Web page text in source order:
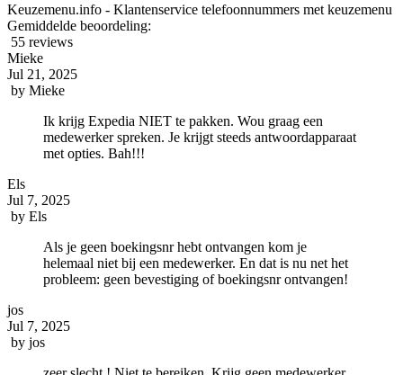
Keuzemenu.info - Klantenservice telefoonnummers met keuzemenu
Gemiddelde beoordeling:
55 reviews
Mieke
Jul 21, 2025
by Mieke
Ik krijg Expedia NIET te pakken. Wou graag een
medewerker spreken. Je krijgt steeds antwoordapparaat
met opties. Bah!!!
Els
Jul 7, 2025
by Els
Als je geen boekingsnr hebt ontvangen kom je
helemaal niet bij een medewerker. En dat is nu net het
probleem: geen bevestiging of boekingsnr ontvangen!
jos
Jul 7, 2025
by jos